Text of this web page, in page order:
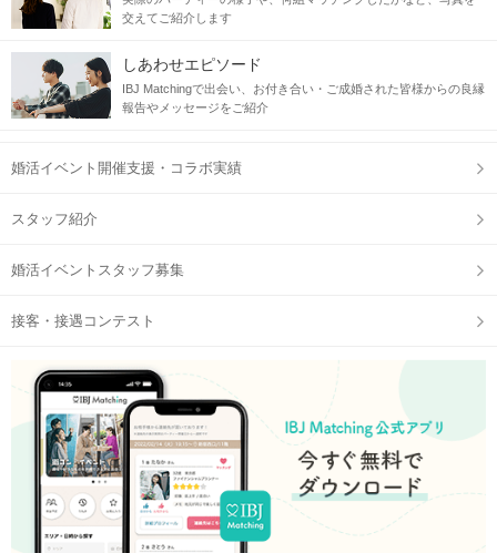
社交的な男性といっしょだから
自然と会話がはずむ♪
男女混合のチームで館内をまわります。
あっという間に楽しいお時間が過ぎてしまう！
当日の流れ
+‥‥‥‥‥‥‥‥‥‥‥‥‥‥‥‥‥‥‥‥‥‥+
◆話題の人気スポットや観光地で開催
◆ グループでわいわい楽しめる
◆LINE・連絡先の交換も自由
+‥‥‥‥‥‥‥‥‥‥‥‥‥‥‥‥‥‥‥‥‥‥+
交えてご紹介します
しあわせエピソード
IBJ Matchingで出会い、お付き合い・ご成婚された皆様からの良縁
報告やメッセージをご紹介
婚活イベント開催支援・コラボ実績
スタッフ紹介
婚活イベントスタッフ募集
接客・接遇コンテスト